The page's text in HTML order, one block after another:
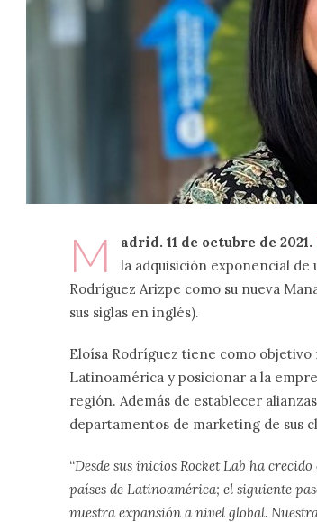
M adrid. 11 de octubre de 2021.
la adquisición exponencial de
Rodríguez Arizpe como su nueva
sus siglas en inglés).
Eloísa Rodríguez tiene como
Latinoamérica y posicionar a la
región. Además de establecer
departamentos de marketing de sus
“Desde sus inicios Rocket Lab ha
países de Latinoamérica; el siguiente
nuestra expansión a nivel global.